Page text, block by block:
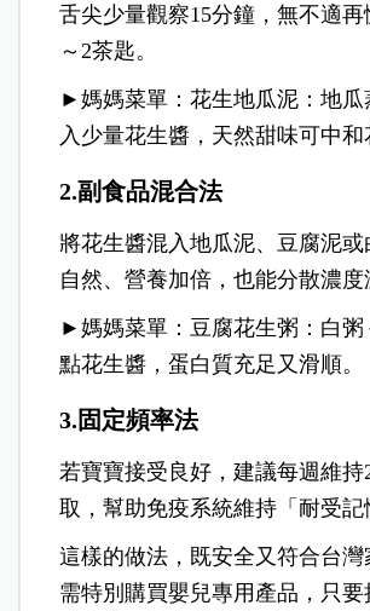
舌尖少量觀察15分鐘，無不適再
～2茶匙。
►媽媽菜單：花生地瓜泥：地瓜
入少量花生醬，天然甜味可中和
2.副食品混合法
將花生醬混入地瓜泥、豆腐泥
自然、營養加倍，也能分散濃度
►媽媽菜單：豆腐花生粥：白粥
點花生醬，蛋白質充足又滑順。
3.固定頻率法
若寶寶接受良好，建議每週維持
取，幫助免疫系統維持「耐受記
這樣的做法，既安全又符合台
需特別購買嬰兒專用產品，只